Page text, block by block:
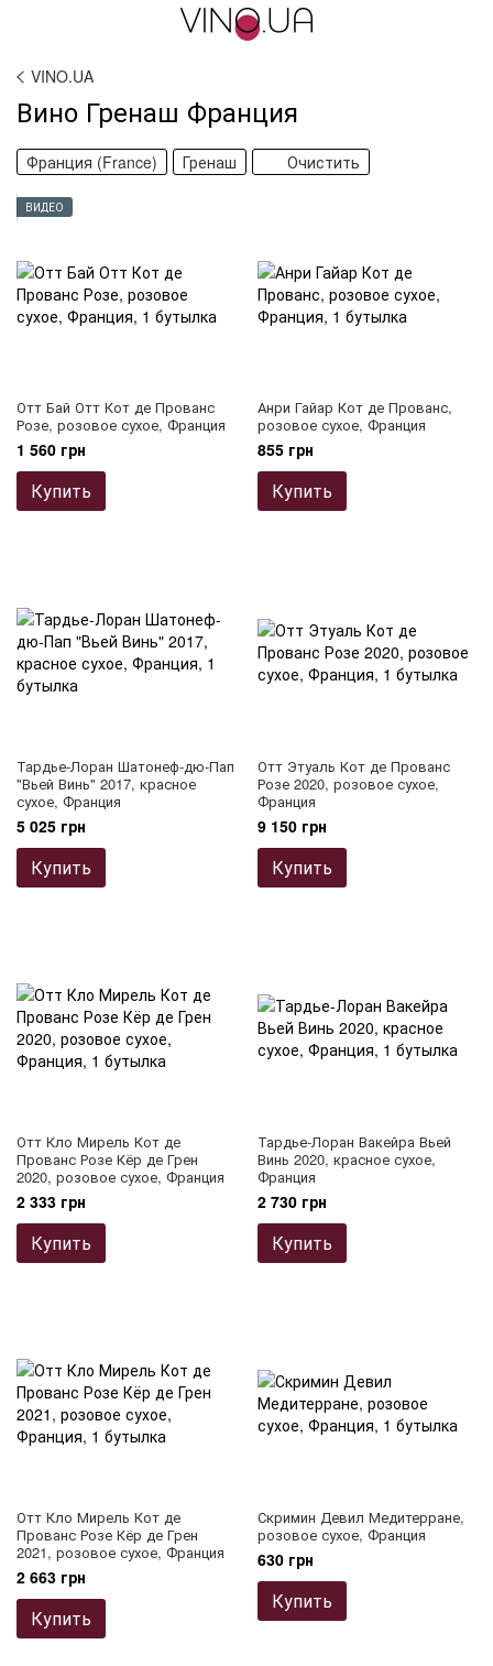
VINO.UA
Вино Гренаш Франция
Франция (France) Гренаш Очистить
ВИДЕО
Отт Бай Отт Кот де Прованс
Розе, розовое сухое, Франция
1 560 грн
Купить
Анри Гайар Кот де Прованс,
розовое сухое, Франция
855 грн
Купить
Тардье-Лоран Шатонеф-дю-Пап
"Вьей Винь" 2017, красное
сухое, Франция
5 025 грн
Купить
Отт Этуаль Кот де Прованс
Розе 2020, розовое сухое,
Франция
9 150 грн
Купить
Отт Кло Мирель Кот де
Прованс Розе Кёр де Грен
2020, розовое сухое, Франция
2 333 грн
Купить
Тардье-Лоран Вакейра Вьей
Винь 2020, красное сухое,
Франция
2 730 грн
Купить
Отт Кло Мирель Кот де
Прованс Розе Кёр де Грен
2021, розовое сухое, Франция
2 663 грн
Купить
Скримин Девил Медитерране,
розовое сухое, Франция
630 грн
Купить